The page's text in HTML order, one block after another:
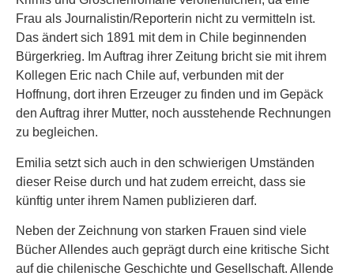
Frau als Journalistin/Reporterin nicht zu vermitteln ist.
Das ändert sich 1891 mit dem in Chile beginnenden
Bürgerkrieg. Im Auftrag ihrer Zeitung bricht sie mit ihrem
Kollegen Eric nach Chile auf, verbunden mit der
Hoffnung, dort ihren Erzeuger zu finden und im Gepäck
den Auftrag ihrer Mutter, noch ausstehende Rechnungen
zu begleichen.
Emilia setzt sich auch in den schwierigen Umständen
dieser Reise durch und hat zudem erreicht, dass sie
künftig unter ihrem Namen publizieren darf.
Neben der Zeichnung von starken Frauen sind viele
Bücher Allendes auch geprägt durch eine kritische Sicht
auf die chilenische Geschichte und Gesellschaft. Allende